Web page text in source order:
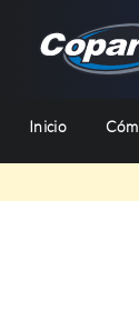
Inicio